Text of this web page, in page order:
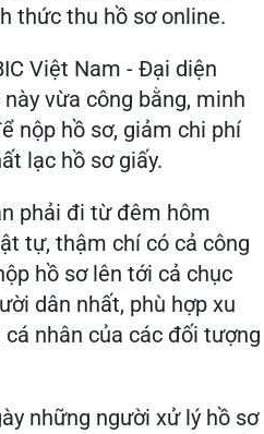
thức thu hồ sơ online.
Việt Nam - Đại diện
vừa công bằng, minh
nộp hồ sơ, giảm chi phí
lạc hồ sơ giấy.
phải đi từ đêm hôm
tự, thậm chí có cả công
hồ sơ lên tới cả chục
dân nhất, phù hợp xu
nhân của các đối tượng
những người xử lý hồ sơ